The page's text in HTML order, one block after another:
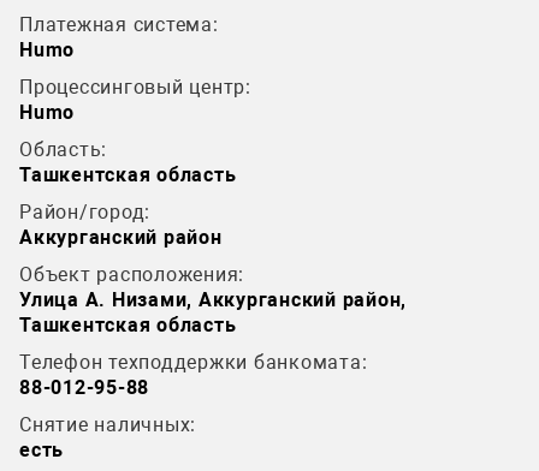
Платежная система:
Humo
Процессинговый центр:
Humo
Область:
Ташкентская область
Район/город:
Аккурганский район
Объект расположения:
Улица А. Низами, Аккурганский район,
Ташкентская область
Телефон техподдержки банкомата:
88-012-95-88
Снятие наличных:
есть